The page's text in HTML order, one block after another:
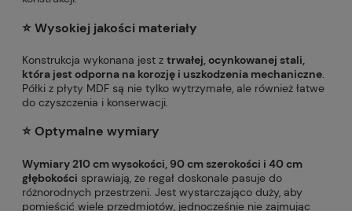
⭐️ Wysokiej jakości materiały
Konstrukcja wykonana jest z trwałej, ocynkowanej stali,
która jest odporna na korozję i uszkodzenia mechaniczne.
Półki z płyty MDF są nie tylko wytrzymałe, ale również łatwe
do czyszczenia i konserwacji.
⭐️ Optymalne wymiary
Wymiary 210 cm wysokości, 90 cm szerokości i 40 cm
głębokości sprawiają, że regał doskonale pasuje do
różnorodnych przestrzeni. Jest wystarczająco duży, aby
pomieścić wiele przedmiotów, jednocześnie nie zajmując